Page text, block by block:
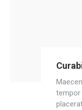
tempor